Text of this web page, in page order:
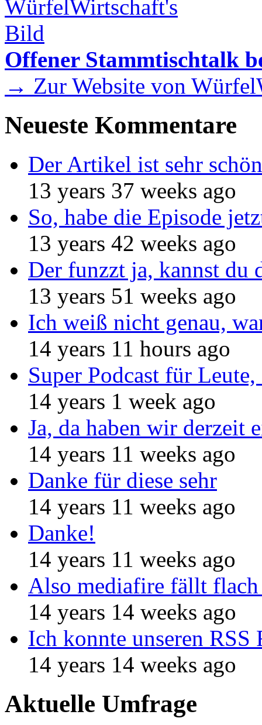
Offener Stammtischtalk
→ Zur Website von
Neueste Kommentare
Der Artikel ist sehr schön
13 years 37 weeks ago
So, habe die Episode
13 years 42 weeks ago
Der funzzt ja, kannst du
13 years 51 weeks ago
Ich weiß nicht genau,
14 years 11 hours ago
Super Podcast für Leute,
14 years 1 week ago
Ja, da haben wir derzeit
14 years 11 weeks ago
Danke für diese sehr
14 years 11 weeks ago
Danke!
14 years 11 weeks ago
Also mediafire fällt
14 years 14 weeks ago
Ich konnte unseren RSS
14 years 14 weeks ago
Aktuelle Umfrage